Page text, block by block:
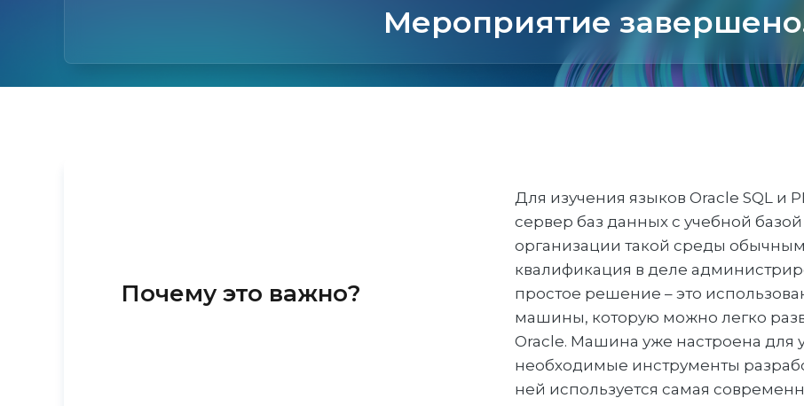
Мероприятие
Почему это важно?
Для изучения языков Oracle SQL и
сервер баз данных с учебной
организации такой среды
квалификация в деле
простое решение – это
машины, которую можно легко
Oracle. Машина уже настроена для
необходимые инструменты
ней используется самая